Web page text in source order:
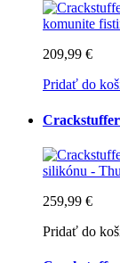
209,99 €
Pridať do
259,99 €
Pridať do